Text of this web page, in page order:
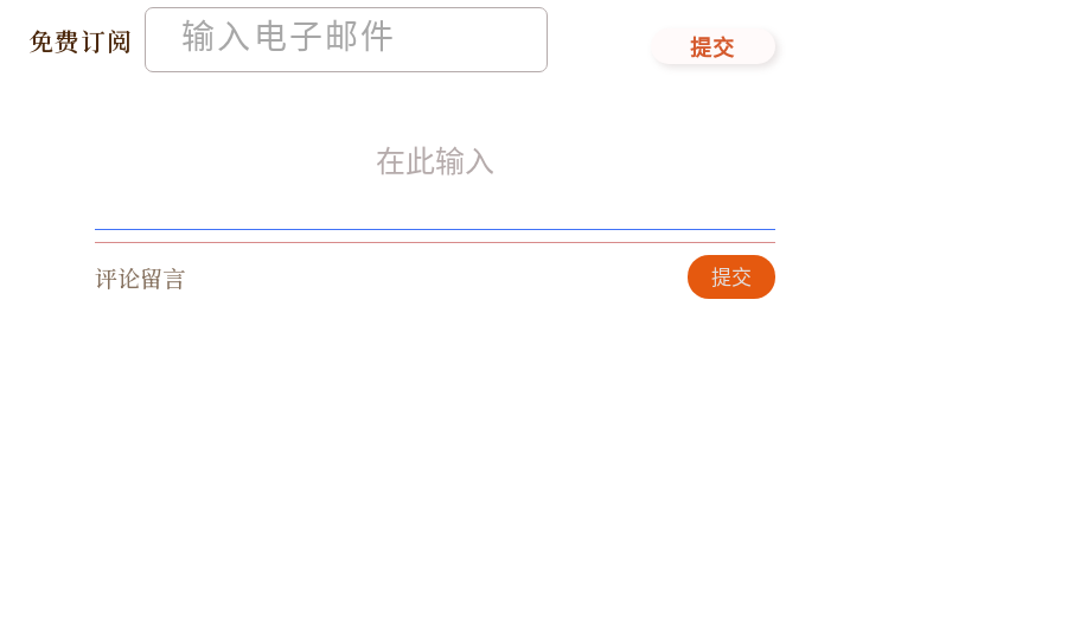
免费订阅 提交
评论留言 提交